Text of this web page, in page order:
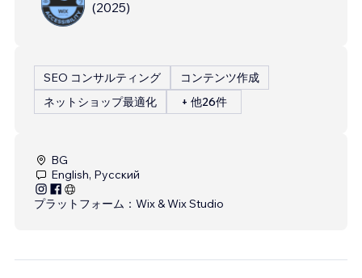
(2025)
SEO コンサルティング
コンテンツ作成
ネットショップ最適化
+ 他26件
BG
English, Русский
プラットフォーム： Wix & Wix Studio